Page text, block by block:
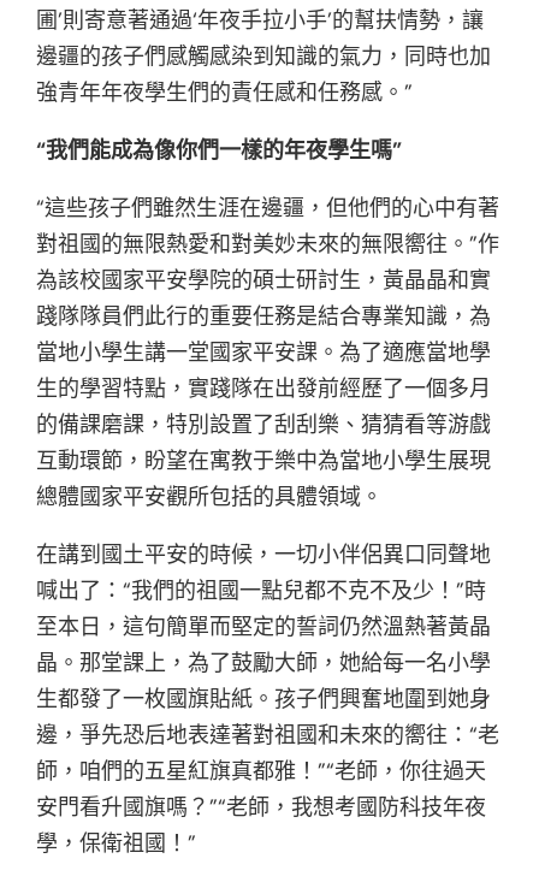
圃’則寄意著通過‘年夜手拉小手’的幫扶情勢，讓
邊疆的孩子們感觸感染到知識的氣力，同時也加
強青年年夜學生們的責任感和任務感。”
“我們能成為像你們一樣的年夜學生嗎”
“這些孩子們雖然生涯在邊疆，但他們的心中有著
對祖國的無限熱愛和對美妙未來的無限嚮往。”作
為該校國家平安學院的碩士研討生，黃晶晶和實
踐隊隊員們此行的重要任務是結合專業知識，為
當地小學生講一堂國家平安課。為了適應當地學
生的學習特點，實踐隊在出發前經歷了一個多月
的備課磨課，特別設置了刮刮樂、猜猜看等游戲
互動環節，盼望在寓教于樂中為當地小學生展現
總體國家平安觀所包括的具體領域。
在講到國土平安的時候，一切小伴侶異口同聲地
喊出了：“我們的祖國一點兒都不克不及少！”時
至本日，這句簡單而堅定的誓詞仍然溫熱著黃晶
晶。那堂課上，為了鼓勵大師，她給每一名小學
生都發了一枚國旗貼紙。孩子們興奮地圍到她身
邊，爭先恐后地表達著對祖國和未來的嚮往：“老
師，咱們的五星紅旗真都雅！”“老師，你往過天
安門看升國旗嗎？”“老師，我想考國防科技年夜
學，保衛祖國！”